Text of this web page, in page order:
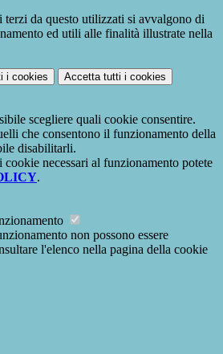
terzi da questo utilizzati si avvalgono di
ed utili alle finalità illustrate nella
i cookies Accetta tutti i cookies
scegliere quali cookie consentire.
che consentono il funzionamento della
disabilitarli.
cookie necessari al funzionamento potete
.
non possono essere
l'elenco nella pagina della cookie